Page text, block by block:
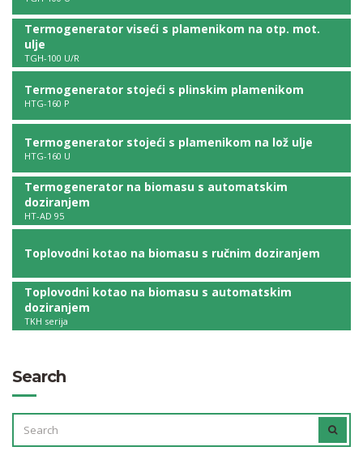
Termogenerator viseći s plamenikom na otp. mot.
ulje
TGH-100 U/R
Termogenerator stojeći s plinskim plamenikom
HTG-160 P
Termogenerator stojeći s plamenikom na lož ulje
HTG-160 U
Termogenerator na biomasu s automatskim
doziranjem
HT-AD 95
Toplovodni kotao na biomasu s ručnim doziranjem
Toplovodni kotao na biomasu s automatskim
doziranjem
TKH serija
Search
SEARCH
FOR: